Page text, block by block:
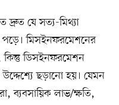
দ্রুত যে সত্য-মিথ্যা
মিসইনফরমেশনের
ডিসইনফরমেশন
ছড়ানো হয়। যেমন
ব্যবসায়িক লাভ/ক্ষতি,